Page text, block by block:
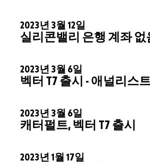
2023년 3월 12일
실리콘밸리 은행 계좌 없
2023년 3월 6일
벡터 T7 출시 - 애널리스
2023년 3월 6일
캐터펄트, 벡터 T7 출시
2023년 1월 17일